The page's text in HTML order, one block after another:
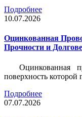
Подробнее
10.07.2026
Оцинкованная
Прочности и
Оцинкованная
поверхность
Подробнее
07.07.2026